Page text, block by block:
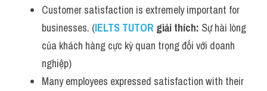
Đề thi thật Task 2
Listening
Speaking
Customer satisfaction is extremely important for
businesses. (IELTS TUTOR giải thích: Sự hài lòng
của khách hàng cực kỳ quan trọng đối với doanh
nghiệp)
Many employees expressed satisfaction with their